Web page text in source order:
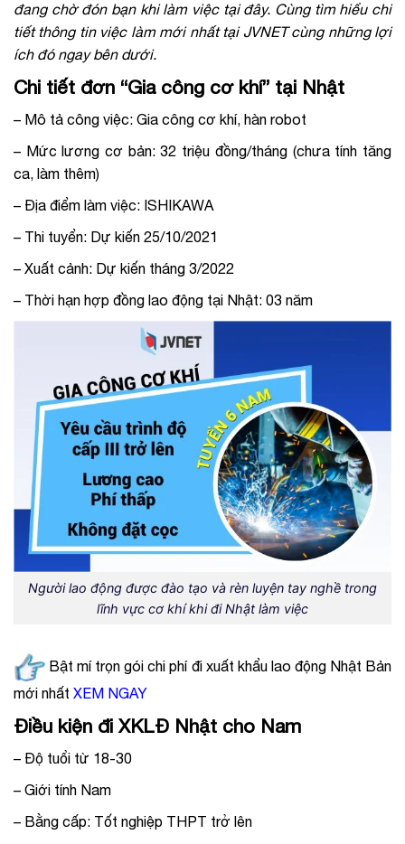
đang chờ đón bạn khi làm việc tại đây. Cùng tìm hiểu chi
tiết thông tin việc làm mới nhất tại JVNET cùng những lợi
ích đó ngay bên dưới.
Chi tiết đơn “Gia công cơ khí” tại Nhật
– Mô tả công việc: Gia công cơ khí, hàn robot
– Mức lương cơ bản: 32 triệu đồng/tháng (chưa tính tăng
ca, làm thêm)
– Địa điểm làm việc: ISHIKAWA
– Thi tuyển: Dự kiến 25/10/2021
– Xuất cảnh: Dự kiến tháng 3/2022
– Thời hạn hợp đồng lao động tại Nhật: 03 năm
Người lao động được đào tạo và rèn luyện tay nghề trong
lĩnh vực cơ khí khi đi Nhật làm việc
Bật mí trọn gói chi phí đi xuất khẩu lao động Nhật Bản
mới nhất XEM NGAY
Điều kiện đi XKLĐ Nhật cho Nam
– Độ tuổi từ 18-30
– Giới tính Nam
– Bằng cấp: Tốt nghiệp THPT trở lên